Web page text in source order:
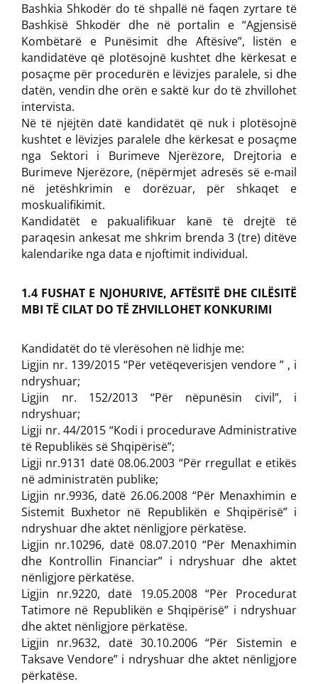
Bashkia Shkodër do të shpallë në faqen zyrtare të
Bashkisë Shkodër dhe në portalin e “Agjensisë
Kombëtarë e Punësimit dhe Aftësive”, listën e
kandidatëve që plotësojnë kushtet dhe kërkesat e
posaçme për procedurën e lëvizjes paralele, si dhe
datën, vendin dhe orën e saktë kur do të zhvillohet
intervista.
Në të njëjtën datë kandidatët që nuk i plotësojnë
kushtet e lëvizjes paralele dhe kërkesat e posaçme
nga Sektori i Burimeve Njerëzore, Drejtoria e
Burimeve Njerëzore, (nëpërmjet adresës së e-mail
në jetëshkrimin e dorëzuar, për shkaqet e
moskualifikimit.
Kandidatët e pakualifikuar kanë të drejtë të
paraqesin ankesat me shkrim brenda 3 (tre) ditëve
kalendarike nga data e njoftimit individual.
1.4 FUSHAT E NJOHURIVE, AFTËSITË DHE CILËSITË
MBI TË CILAT DO TË ZHVILLOHET KONKURIMI
Kandidatët do të vlerësohen në lidhje me:
Ligjin nr. 139/2015 “Për vetëqeverisjen vendore ” , i
ndryshuar;
Ligjin nr. 152/2013 “Për nëpunësin civil”, i
ndryshuar;
Ligji nr. 44/2015 “Kodi i procedurave Administrative
të Republikës së Shqipërisë”;
Ligji nr.9131 datë 08.06.2003 “Për rregullat e etikës
në administratën publike;
Ligjin nr.9936, datë 26.06.2008 “Për Menaxhimin e
Sistemit Buxhetor në Republikën e Shqipërisë” i
ndryshuar dhe aktet nënligjore përkatëse.
Ligjin nr.10296, datë 08.07.2010 “Për Menaxhimin
dhe Kontrollin Financiar” i ndryshuar dhe aktet
nënligjore përkatëse.
Ligjin nr.9220, datë 19.05.2008 “Për Procedurat
Tatimore në Republikën e Shqipërisë” i ndryshuar
dhe aktet nënligjore përkatëse.
Ligjin nr.9632, datë 30.10.2006 “Për Sistemin e
Taksave Vendore” i ndryshuar dhe aktet nënligjore
përkatëse.